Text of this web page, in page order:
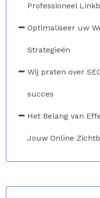
Professioneel
Optimaliseer uw
Strategieën
Wij praten over
succes
Het Belang van
Jouw Online